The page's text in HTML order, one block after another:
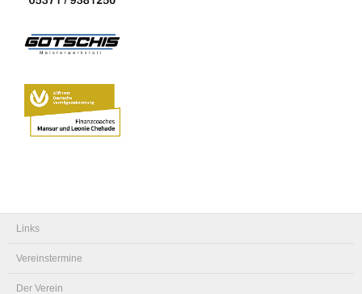
Links
Vereinstermine
Der Verein